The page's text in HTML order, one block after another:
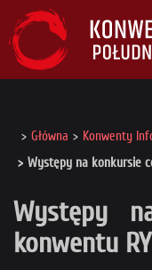
Główna Konwenty
Występy na konkursie
Występy
konwentu